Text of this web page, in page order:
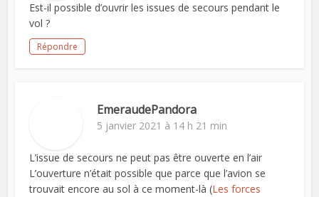
Est-il possible d’ouvrir les issues de secours pendant le
vol ?
Répondre
EmeraudePandora
5 janvier 2021 à 14 h 21 min
L’issue de secours ne peut pas être ouverte en l’air
L’ouverture n’était possible que parce que l’avion se
trouvait encore au sol à ce moment-là (Les forces